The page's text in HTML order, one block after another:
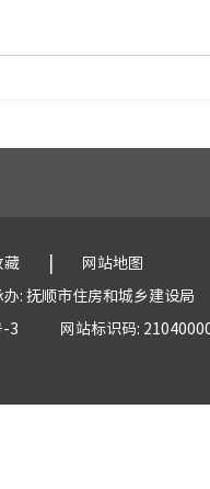
藏 |
网站地图
办: 抚顺市住房和城乡建设局
-3
网站标识码: